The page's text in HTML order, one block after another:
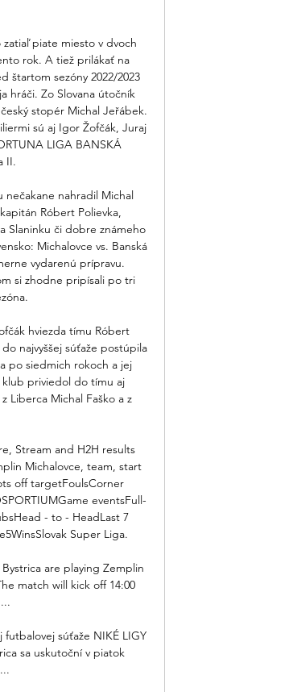
piate miesto v dvoch
rok. A tiež prilákať na
štartom sezóny 2022/2023
hráči. Zo Slovana útočník
stopér Michal Jeřábek.
sú aj Igor Žofčák, Juraj
LIGA BANSKÁ
II.
nečakane nahradil Michal
Róbert Polievka,
Slaninku či dobre známeho
Michalovce vs. Banská
vydarenú prípravu.
si zhodne pripísali po tri
hviezda tímu Róbert
najvyššej súťaže postúpila
po siedmich rokoch a jej
priviedol do tímu aj
Liberca Michal Faško a z
Stream and H2H results
Michalovce, team, start
off targetFoulsCorner
eventsFull-
- to - HeadLast 7
Super Liga.
are playing Zemplin
match will kick off 14:00
futbalovej súťaže NIKÉ LIGY
sa uskutoční v piatok